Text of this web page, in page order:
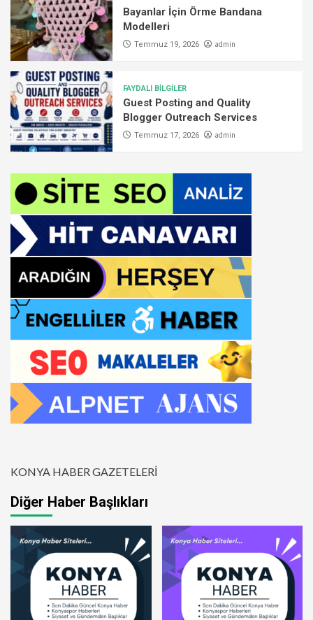
Bayanlar İçin Örme Bandana
Modelleri
Temmuz 19, 2026 admin
FAYDALI BİLGİLER
Guest Posting and Quality
Blogger Outreach Services
Temmuz 17, 2026 admin
KONYA HABER GAZETELERİ
Diğer Haber Başlıkları